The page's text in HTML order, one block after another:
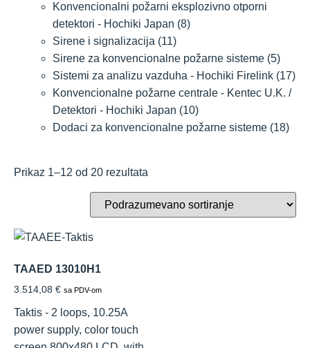
Konvencionalni požarni eksplozivno otporni
detektori - Hochiki Japan (8)
Sirene i signalizacija (11)
Sirene za konvencionalne požarne sisteme (5)
Sistemi za analizu vazduha - Hochiki Firelink (17)
Konvencionalne požarne centrale - Kentec U.K. /
Detektori - Hochiki Japan (10)
Dodaci za konvencionalne požarne sisteme (18)
Prikaz 1–12 od 20 rezultata
TAAED 13010H1
3.514,08 € sa PDV-om
Taktis - 2 loops, 10.25A
power supply, color touch